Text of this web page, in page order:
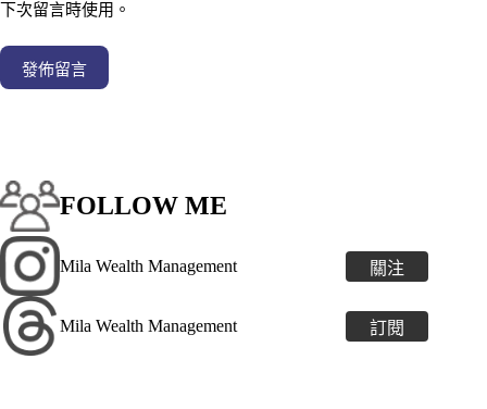
下次留言時使用。
發佈留言
FOLLOW ME
Mila Wealth Management 關注
Mila Wealth Management 訂閱